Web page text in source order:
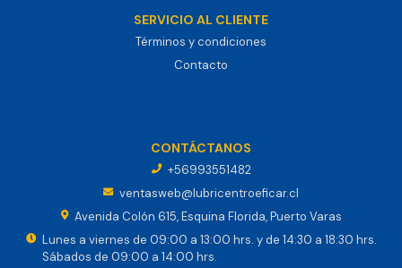
SERVICIO AL CLIENTE
Términos y condiciones
Contacto
CONTÁCTANOS
+56993551482
ventasweb@lubricentroeficar.cl
Avenida Colón 615, Esquina Florida, Puerto Varas
Lunes a viernes de 09:00 a 13:00 hrs. y de 14:30 a 18:30 hrs.
Sábados de 09:00 a 14:00 hrs.